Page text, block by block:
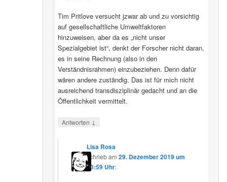
Tim Pritlove versucht jzwar ab und zu vorsichtig
auf gesellschaftliche Umweltfaktoren
hinzuweisen, aber da es „nicht unser
Spezialgebiet ist“, denkt der Forscher nicht daran,
es in seine Rechnung (also in den
Verständnisrahmen) einzubeziehen. Denn dafür
wären andere zuständig. Das ist für mich nicht
ausreichend transdisziplinär gedacht und an die
Öffentlichkeit vermittelt.
Antworten ↓
Lisa Rosa
schriebam29. Dezember 2019 um
13:59 Uhr: